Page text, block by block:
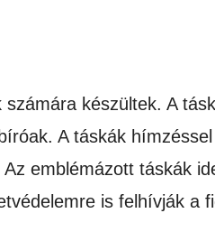
készültek. A
A táskák
emblémázott táskák
is felhívják a